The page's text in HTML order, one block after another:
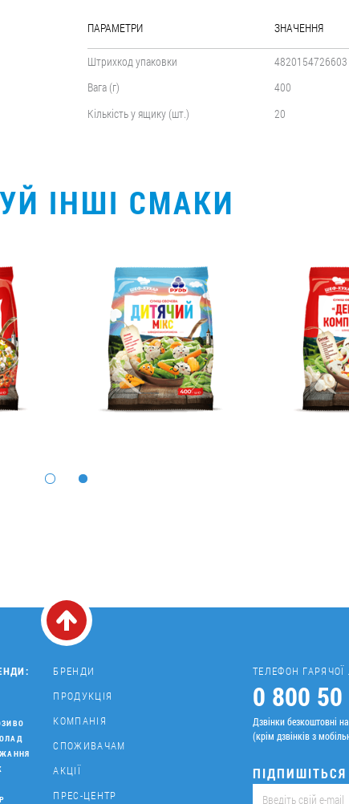
ПАРАМЕТРИ ЗНАЧЕННЯ
Штрихкод упаковки
4820154726603
Вага (г)
400
Кількість у ящику (шт.)
20
ІНШІ СМАКИ
БРЕНДИ
ПРОДУКЦІЯ
КОМПАНІЯ
СПОЖИВАЧАМ
АКЦІЇ
ПРЕС-ЦЕНТР
ТЕЛЕФОН ГАРЯЧОЇ
0 800
Дзвінки безкоштовні на
(крім дзвінків з